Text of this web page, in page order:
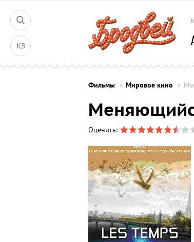
ҚЗ
Фильмы Мировое кино
Оценить: